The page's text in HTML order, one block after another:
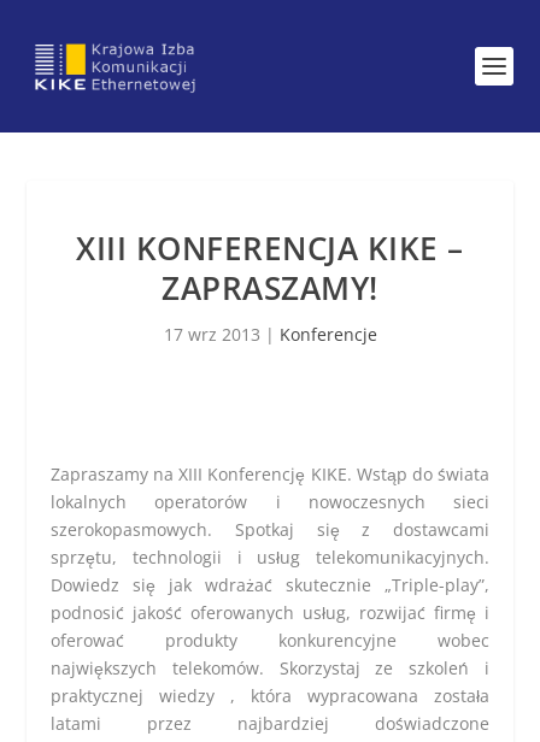
XIII KONFERENCJA KIKE –
ZAPRASZAMY!
17 wrz 2013 | Konferencje
Zapraszamy na XIII Konferencję KIKE. Wstąp do świata
lokalnych operatorów i nowoczesnych sieci
szerokopasmowych. Spotkaj się z dostawcami
sprzętu, technologii i usług telekomunikacyjnych.
Dowiedz się jak wdrażać skutecznie „Triple-play”,
podnosić jakość oferowanych usług, rozwijać firmę i
oferować produkty konkurencyjne wobec
największych telekomów. Skorzystaj ze szkoleń i
praktycznej wiedzy , która wypracowana została
latami przez najbardziej doświadczone